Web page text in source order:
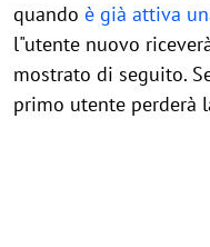
quando è già attiva
l"utente nuovo
mostrato di seguito.
primo utente perderà